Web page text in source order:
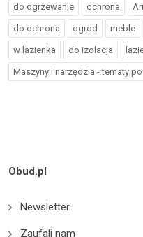
do ogrzewanie ochrona
do ochrona ogrod meble
w lazienka do izolacja
Maszyny i narzędzia - tematy
Obud.pl
Newsletter
Zaufali nam